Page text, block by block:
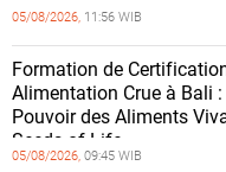
05/08/2026, 11:56 WIB
Formation de
Alimentation Crue à Bali
Pouvoir des Aliments
Seeds of Life
05/08/2026, 09:45 WIB